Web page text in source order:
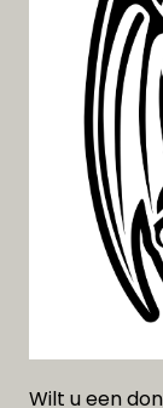
Wilt u een